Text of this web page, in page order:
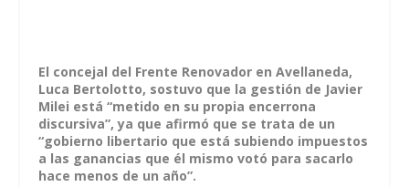
El concejal del Frente Renovador en Avellaneda,
Luca Bertolotto, sostuvo que la gestión de Javier
Milei está “metido en su propia encerrona
discursiva”, ya que afirmó que se trata de un
“gobierno libertario que está subiendo impuestos
a las ganancias que él mismo votó para sacarlo
hace menos de un año”.